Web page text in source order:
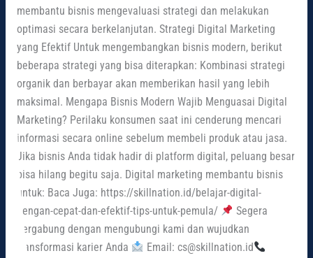
membantu bisnis mengevaluasi strategi dan melakukan
optimasi secara berkelanjutan. Strategi Digital Marketing
yang Efektif Untuk mengembangkan bisnis modern, berikut
beberapa strategi yang bisa diterapkan: Kombinasi strategi
organik dan berbayar akan memberikan hasil yang lebih
maksimal. Mengapa Bisnis Modern Wajib Menguasai Digital
Marketing? Perilaku konsumen saat ini cenderung mencari
informasi secara online sebelum membeli produk atau jasa.
Jika bisnis Anda tidak hadir di platform digital, peluang besar
bisa hilang begitu saja. Digital marketing membantu bisnis
untuk: Baca Juga: https://skillnation.id/belajar-digital-
dengan-cepat-dan-efektif-tips-untuk-pemula/
Segera
bergabung dengan mengubungi kami dan wujudkan
transformasi karier Anda
Email: cs@skillnation.id